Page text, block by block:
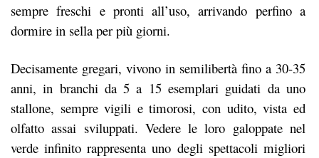
sempre freschi e pronti all’uso, arrivando perfino a
dormire in sella per più giorni.
Decisamente gregari, vivono in semilibertà fino a 30-35
anni, in branchi da 5 a 15 esemplari guidati da uno
stallone, sempre vigili e timorosi, con udito, vista ed
olfatto assai sviluppati. Vedere le loro galoppate nel
verde infinito rappresenta uno degli spettacoli migliori